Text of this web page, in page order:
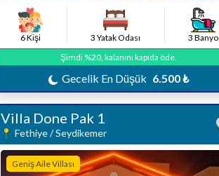
6 Kişi 3 Yatak Odası
3 Banyo
Şimdi %20, kalanını kapıda öde.
Gecelik En Düşük 6.500 ₺
Villa Done Pak 1
Fethiye / Seydikemer
Geniş Aile Villası